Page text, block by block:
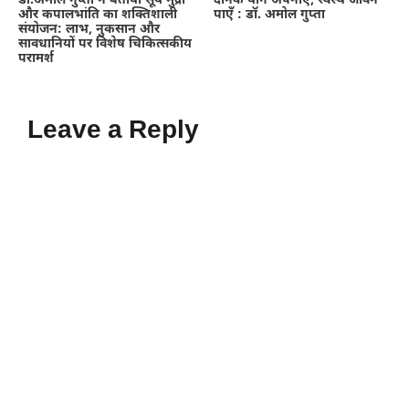
और कपालभांति का शक्तिशाली
संयोजन: लाभ, नुकसान और
सावधानियों पर विशेष चिकित्सकीय
परामर्श
पाएँ : डॉ. अमोल गुप्ता
Leave a Reply